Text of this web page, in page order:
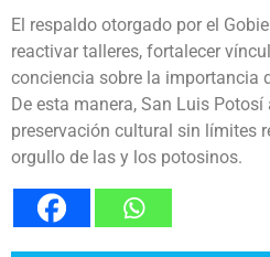
El respaldo otorgado por el
reactivar talleres, fortalecer
conciencia sobre la importancia
De esta manera, San Luis
preservación cultural sin límites
orgullo de las y los potosinos.